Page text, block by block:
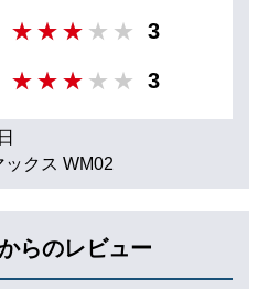
3
3
クス WM02
らのレビュー